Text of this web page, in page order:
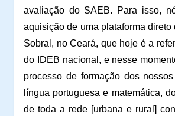
avaliação do SAEB. Para isso,
aquisição de uma plataforma
Sobral, no Ceará, que hoje é a
do IDEB nacional, e nesse
processo de formação dos
língua portuguesa e matemática,
de toda a rede [urbana e rural]